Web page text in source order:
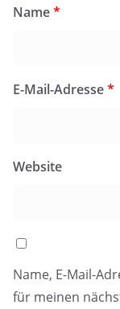
Name*
E-Mail-Adresse*
Website
Name, E-Mail-
für meinen